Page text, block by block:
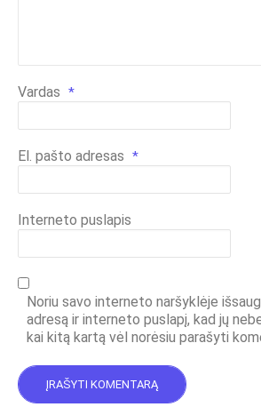
Vardas *
El. pašto adresas *
Interneto puslapis
Noriu savo interneto naršyklėje
adresą ir interneto puslapį, kad jų
kai kitą kartą vėl norėsiu parašyti